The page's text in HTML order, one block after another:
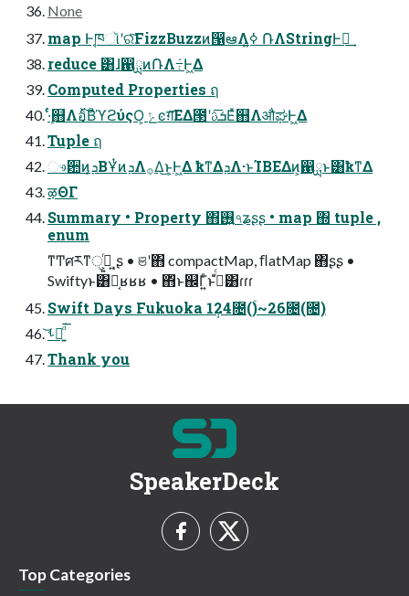
None
map Ͱ֤ཁૉʹରͯ͠FizzBuzzͷ൑ఆΛߦ͍ ݁ՌΛStringͰฦ͢
reduce ͸ɺ഑ྻͷ݁ՌΛ݁߹Ͱ͖Δ
Computed Properties ฤ
ܾ·ͬͨ஋Λอ͓࣋ͯ͠ΒͣϓϩύςΟ͕ ݺͼग़͞ΕΔ౓ʹܭࢉ͞Εͯ஋ΛऔಘͰ͖Δ
Tuple ฤ
ෳ਺ͷܕ͔ΒҰͭͷܕΛ࡞Δ͜ͱ͕Ͱ͖Δ ҟͳΔܕΛ·ͱΊΒΕΔͷ͕഑ྻͱ͸ҟͳΔ
ऴΘΓ
Summary • Property ΋࢖͍ํ৭ʑʂʂ • map ΍ tuple ,
enum
ͳͲศརͳੑ࣭͕͍ͬͺ͍ʂ • ଞʹ΋ compactMap, ﬂatMap ΋ʂʂ •
Swiftyͱ͸Կ͔ʁʁʁ • ΋ͬͱ஌Γ͍ͨͱࢥͬͨํ͸ɾɾɾ
Swift Days Fukuoka 1݄24೔(ۚ)~26೔(೔)
͝ࢀՃ͍ͩ͘͞
Thank you
SpeakerDeck
Top Categories